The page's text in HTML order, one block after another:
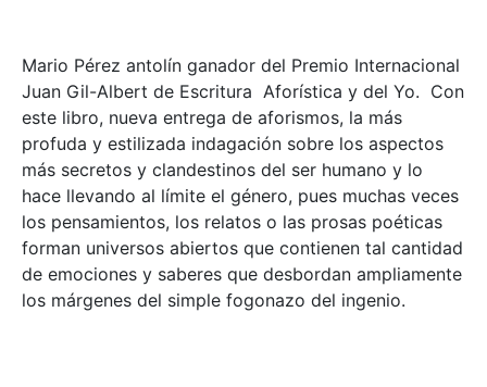
Mario Pérez antolín ganador del Premio Internacional
Juan Gil-Albert de Escritura Aforística y del Yo. Con
este libro, nueva entrega de aforismos, la más
profuda y estilizada indagación sobre los aspectos
más secretos y clandestinos del ser humano y lo
hace llevando al límite el género, pues muchas veces
los pensamientos, los relatos o las prosas poéticas
forman universos abiertos que contienen tal cantidad
de emociones y saberes que desbordan ampliamente
los márgenes del simple fogonazo del ingenio.